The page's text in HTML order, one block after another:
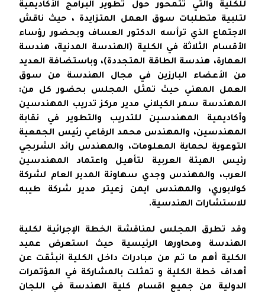
للكلية والتي تتمحور حول تطوير البرامج الأكاديمية
لتلبية متطلبات سوق العمل المتزايدة ، حيث ناقش
الاجتماع الذي ترأسه الدكتور العساف وبحضور رؤساء
الأقسام الثلاثة في الكلية (الهندسة المدنية، هندسة
العمارة، هندسة الطاقة المتجددة)، وباستضافة العديد
من الأعضاء البارزين في مجال الهندسة من سوق
العمل المهني حيث تمثل المجلس بحضور كل من:
المهندسة سمر الكيلاني مدير مركز تدريب المهندسين
وأكاديمية المهندسين للتدريب والتطوير في نقابة
المهندسين، والمهندس محمد الرفاعي رئيس الجمعية
التوعوية لحماية المعلومات، والمهندس رائد الشربجي
رئيس الهيئة العربية لتأهيل واعتماد المهندسين
العرب، والمهندس وجدي سهاونة المدير العام لشركة
كولابوري، والمهندس ايمن زعيتر مدير شركة طيبه
للاستشارات الهندسية.
وقد تطرق المجلس لمناقشة الخطة الإجرائية لكلية
الهندسة ومحاورها الرئيسية حيث استعرض عميد
الكلية أهم ما تم من مبادرات داخل الكلية انبثقت عن
أهداف خطة الكلية و تمثلت بالمشاركة في المؤتمرات
الدولية من جميع اقسام كلية الهندسة في اللجان